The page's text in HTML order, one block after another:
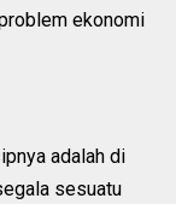
ekonomi
adalah di
sesuatu